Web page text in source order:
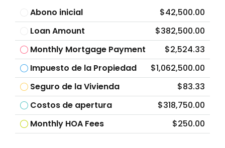
Abono inicial
$42,500.00
Loan Amount
$382,500.00
Monthly Mortgage Payment
$2,524.33
Impuesto de la Propiedad
$1,062,500.00
Seguro de la Vivienda
$83.33
Costos de apertura
$318,750.00
Monthly HOA Fees
$250.00